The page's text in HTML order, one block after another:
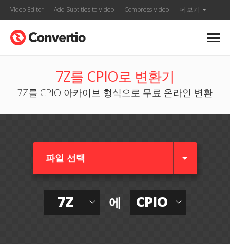
Video Editor Add Subtitles to Video Compress Video 더 보기
7Z를 CPIO로 변환기
7Z를 CPIO 아카이브 형식으로 무료 온라인 변환
파일 선택
7Z 에 CPIO